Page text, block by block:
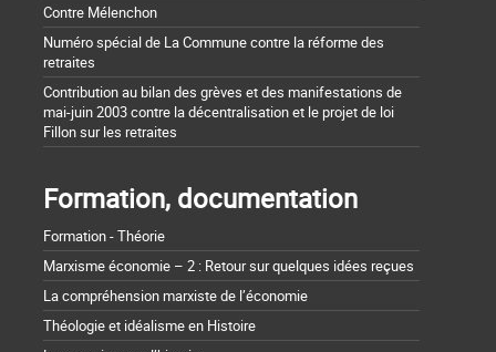
Contre Mélenchon
Numéro spécial de La Commune contre la réforme des
retraites
Contribution au bilan des grèves et des manifestations de
mai-juin 2003 contre la décentralisation et le projet de loi
Fillon sur les retraites
Formation, documentation
Formation - Théorie
Marxisme économie – 2 : Retour sur quelques idées reçues
La compréhension marxiste de l’économie
Théologie et idéalisme en Histoire